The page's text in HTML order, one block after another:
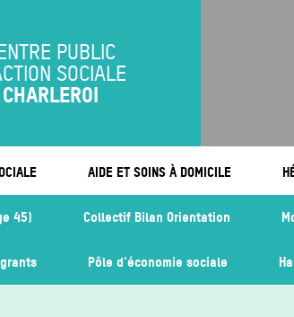
PUBLIC
SOCIALE
CHARLEROI
AIDE ET SOINS À DOMICILE
45) Collectif Bilan Orientation
Pôle d'économie sociale